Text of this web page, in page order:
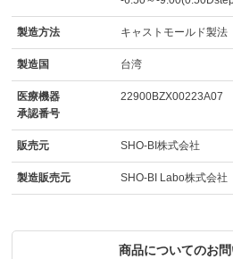
製造方法 キャストモールド製法
製造国 台湾
医療機器
承認番号
22900BZX00223A07
販売元 SHO-BI株式会社
製造販売元 SHO-BI Labo株式会社
商品についてのお